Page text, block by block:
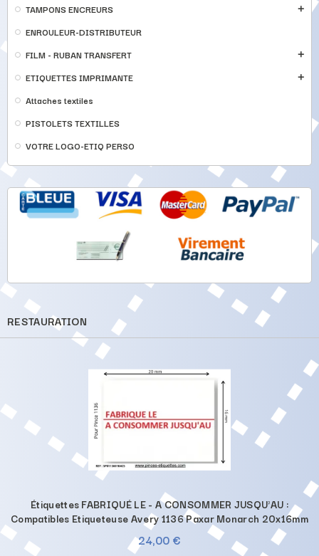
TAMPONS ENCREURS add
ENROULEUR-DISTRIBUTEUR
FILM - RUBAN TRANSFERT
add
ETIQUETTES IMPRIMANTE add
Attaches textiles
PISTOLETS TEXTILLES
VOTRE LOGO-ETIQ PERSO
RESTAURATION
Étiquettes FABRIQUÉ LE - A CONSOMMER JUSQU'AU :
Compatibles Etiqueteuse Avery 1136 Paxar Monarch 20x16mm
24,00 €